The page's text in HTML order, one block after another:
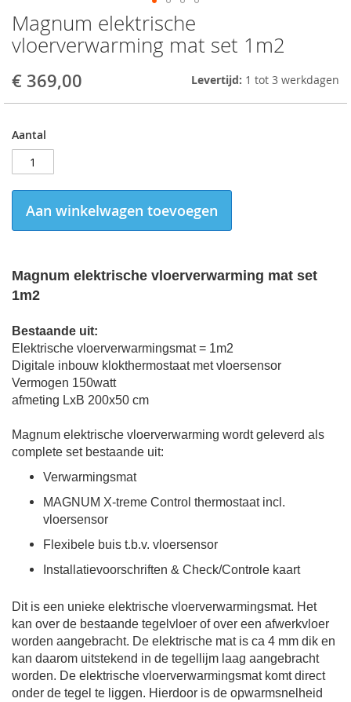
Magnum elektrische
vloerverwarming mat set 1m2
€ 369,00 Levertijd: 1 tot 3 werkdagen
Aantal
Aan winkelwagen toevoegen
Magnum elektrische vloerverwarming mat set
1m2
Bestaande uit:
Elektrische vloerverwarmingsmat = 1m2
Digitale inbouw klokthermostaat met vloersensor
Vermogen 150watt
afmeting LxB 200x50 cm
Magnum elektrische vloerverwarming wordt geleverd als
complete set bestaande uit:
Verwarmingsmat
MAGNUM X-treme Control thermostaat incl.
vloersensor
Flexibele buis t.b.v. vloersensor
Installatievoorschriften & Check/Controle kaart
Dit is een unieke elektrische vloerverwarmingsmat. Het
kan over de bestaande tegelvloer of over een afwerkvloer
worden aangebracht. De elektrische mat is ca 4 mm dik en
kan daarom uitstekend in de tegellijm laag aangebracht
worden. De elektrische vloerverwarmingsmat komt direct
onder de tegel te liggen. Hierdoor is de opwarmsnelheid
Skip
to
the
of
gallery